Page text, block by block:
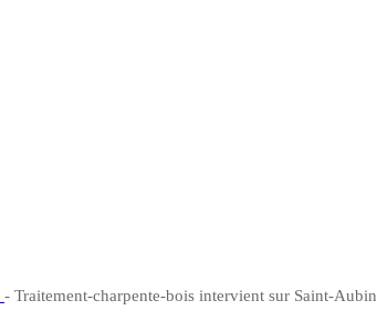
- Traitement-charpente-bois intervient sur Saint-Aubin